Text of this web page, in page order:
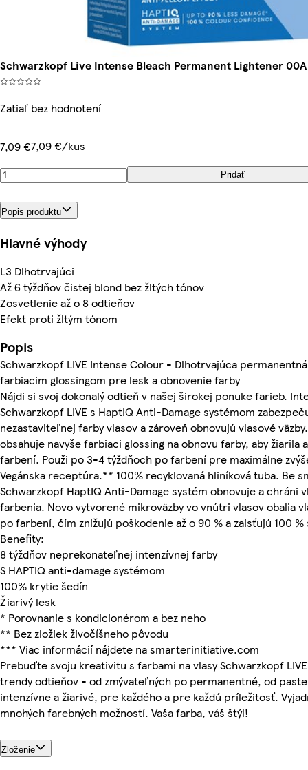
Schwarzkopf Live Intense Bleach Permanent Lightener
Zatiaľ bez hodnotení
7,09 €7,09 €/kus
Pridať
Popis produktu
Hlavné výhody
L3 Dlhotrvajúci
Až 6 týždňov čistej blond bez žltých tónov
Zosvetlenie až o 8 odtieňov
Efekt proti žltým tónom
Popis
Schwarzkopf LIVE Intense Colour - Dlhotrvajúca
farbiacim glossingom pre lesk a obnovenie farby
Nájdi si svoj dokonalý odtieň v našej širokej ponuke farieb.
Schwarzkopf LIVE s HaptIQ Anti-Damage systémom
nezastaviteľnej farby vlasov a zároveň obnovujú vlasové
obsahuje navyše farbiaci glossing na obnovu farby, aby žiarila
farbení. Použi po 3-4 týždňoch po farbení pre maximálne
Vegánska receptúra.** 100% recyklovaná hliníková tuba. Be
Schwarzkopf HaptIQ Anti-Damage systém obnovuje a chráni
farbenia. Novo vytvorené mikroväzby vo vnútri vlasov obalia
po farbení, čím znižujú poškodenie až o 90 % a zaisťujú 100
Benefity:
8 týždňov neprekonateľnej intenzívnej farby
S HAPTIQ anti-damage systémom
100% krytie šedín
Žiarivý lesk
* Porovnanie s kondicionérom a bez neho
** Bez zložiek živočíšneho pôvodu
*** Viac informácií nájdete na smarterinitiative.com
Prebuďte svoju kreativitu s farbami na vlasy Schwarzkopf
trendy odtieňov - od zmývateľných po permanentné, od
intenzívne a žiarivé, pre každého a pre každú príležitosť.
mnohých farebných možností. Vaša farba, váš štýl!
Zloženie